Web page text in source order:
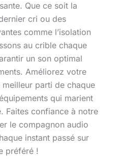
Que ce soit la
cri ou des
comme l’isolation
au crible chaque
un son optimal
Améliorez votre
parti de chaque
qui marient
Faites confiance à notre
le compagnon audio
instant passé sur
préféré !